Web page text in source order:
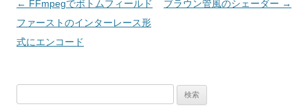
投
稿
ナ
← FFmpegでボトムフィールド
ファーストのインターレース形
式にエンコード
ブラウン管風のシェーダー →